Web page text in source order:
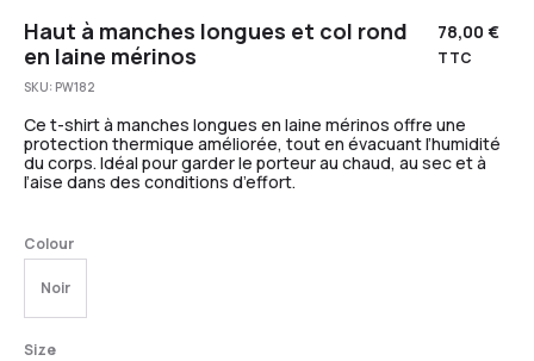
Haut à manches longues et col rond
en laine mérinos
78,00€
TTC
SKU: PW182
Ce t-shirt à manches longues en laine mérinos offre une
protection thermique améliorée, tout en évacuant l’humidité
du corps. Idéal pour garder le porteur au chaud, au sec et à
l’aise dans des conditions d’effort.
Colour
Noir
Size